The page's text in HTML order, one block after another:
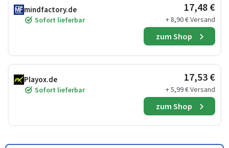
mindfactory.de
Sofort lieferbar
17,48 €
+ 8,90 € Versand
zum Shop
Playox.de
Sofort lieferbar
17,53 €
+ 5,99 € Versand
zum Shop